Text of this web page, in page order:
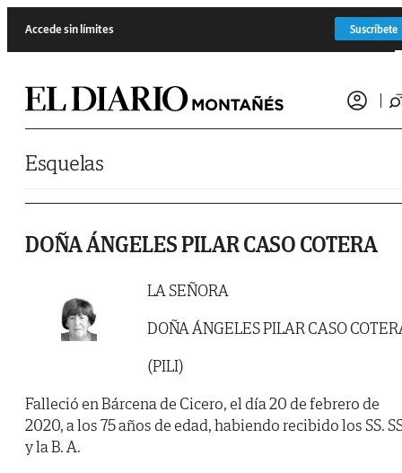
Accede sin límites Suscríbete
Esquelas
DOÑA ÁNGELES PILAR CASO COTERA
LA SEÑORA
DOÑA ÁNGELES PILAR CASO
(PILI)
Falleció en Bárcena de Cicero, el día 20 de febrero de
2020, a los 75 años de edad, habiendo recibido los SS.
y la B. A.